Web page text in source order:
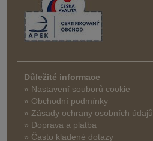
Důležité informace
» Nastavení souborů cookie
» Obchodní podmínky
» Zásady ochrany osobních údajů
» Doprava a platba
» Často kladené dotazy